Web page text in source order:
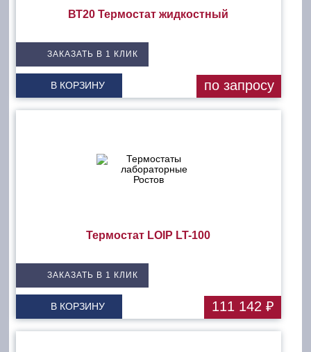
ВТ20 Термостат жидкостный
ЗАКАЗАТЬ В 1 КЛИК
В КОРЗИНУ по запросу
Термостат LOIP LT-100
ЗАКАЗАТЬ В 1 КЛИК
В КОРЗИНУ 111 142 ₽